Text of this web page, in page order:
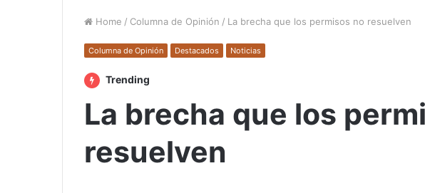
Home / Columna de Opinión / La brecha que los permisos no resuelven
Columna de Opinión Destacados Noticias
Trending
La brecha que los
resuelven